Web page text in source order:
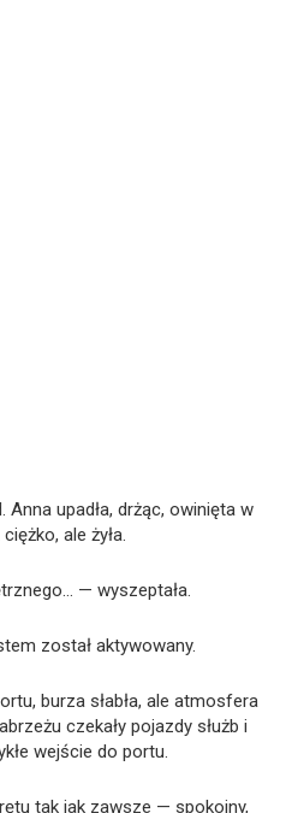
Anna upadła, drżąc, owinięta w
ale żyła.
— wyszeptała.
został aktywowany.
burza słabła, ale atmosfera
czekały pojazdy służb i
wejście do portu.
tak jak zawsze — spokojny,